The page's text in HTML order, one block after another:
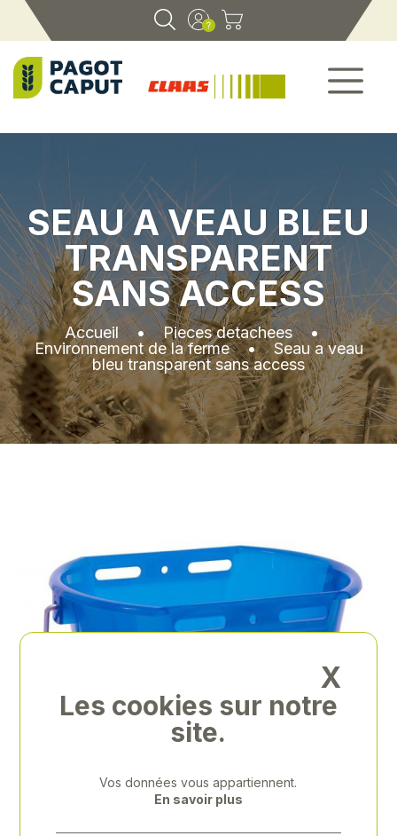
SEAU A VEAU BLEU
TRANSPARENT
SANS ACCESS
Accueil•Pieces detachees•
Environnement de la ferme•Seau a veau
bleu transparent sans access
X
Les cookies sur notre
site.
Vos données vous appartiennent.
En savoir plus